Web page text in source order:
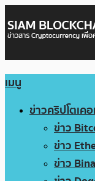
เมนู
ข่าวคริปโตเค
ข่าว
ข่าว
ข่าว